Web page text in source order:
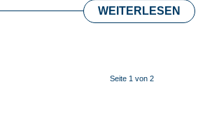
WEITERLESEN
Seite 1 von 2